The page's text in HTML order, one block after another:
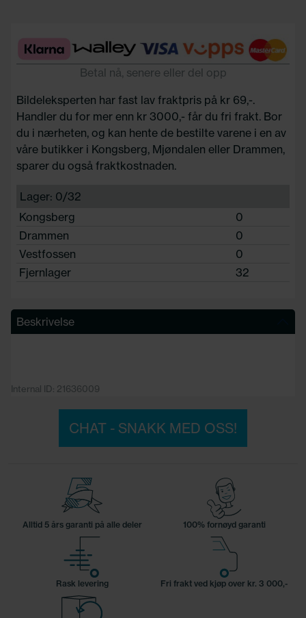
Betal nå, senere eller del opp
Bildeleksperten har fast lav fraktpris på kr 69,-.
Handler du for mer enn kr 3000,- får du fri frakt. Bor
du i nærheten, og kan hente de bestilte varene i en av
våre butikker i Kongsberg, Mjøndalen eller Drammen,
sparer du også fraktkostnaden.
Lager: 0/32
Kongsberg
0
Drammen
0
Vestfossen
0
Fjernlager
32
Beskrivelse
Internal ID: 21636009
CHAT - SNAKK MED OSS!
Alltid 5 års garanti på alle deler 100% fornøyd garanti
Rask levering Fri frakt ved kjøp over kr. 3 000,-